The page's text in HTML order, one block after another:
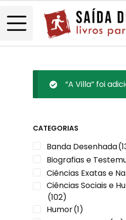
“A Villa” foi
CATEGORIAS
Banda Desenhada
Biografias e
Ciências Exatas e
Ciências Sociais e
(102)
Humor(1)